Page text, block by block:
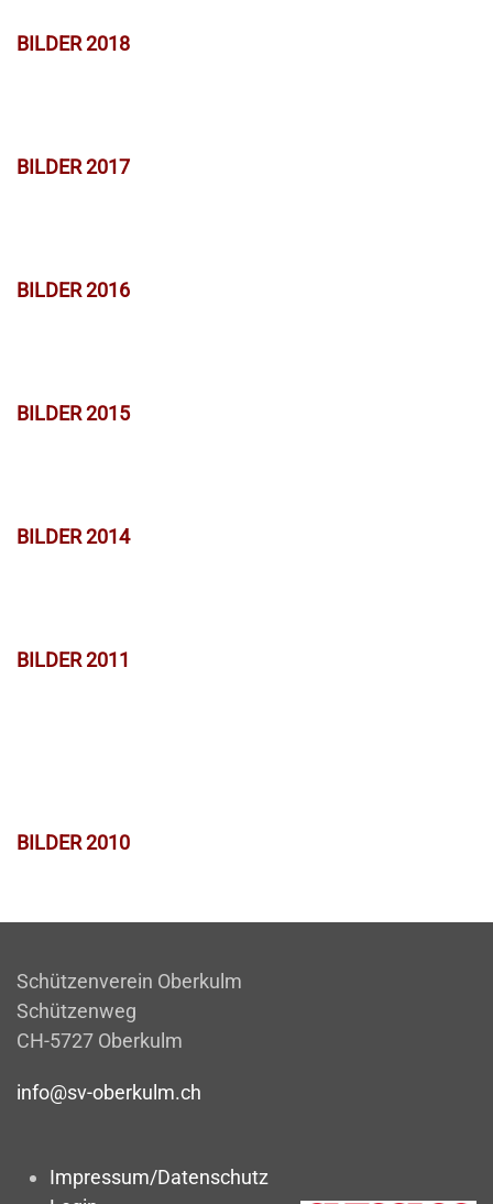
BILDER 2018
BILDER 2017
BILDER 2016
BILDER 2015
BILDER 2014
BILDER 2011
BILDER 2010
Schützenverein Oberkulm
Schützenweg
CH-5727 Oberkulm
info@sv-oberkulm.ch
Impressum/Datenschutz